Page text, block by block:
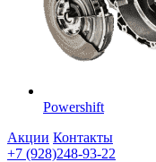
Powershift
Акции Контакты
+7 (928)248-93-22